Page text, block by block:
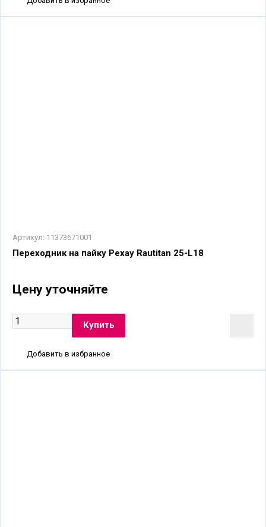
Артикул: 11373671001
Переходник на пайку Рехау Rautitan 25-L18
Цену уточняйте
Добавить в избранное